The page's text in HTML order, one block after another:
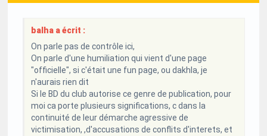
balha a écrit :
On parle pas de contrôle ici,
On parle d'une humiliation qui vient d'une page
"officielle", si c'était une fun page, ou dakhla, je
n'aurais rien dit
Si le BD du club autorise ce genre de publication, pour
moi ca porte plusieurs significations, c dans la
continuité de leur démarche agressive de
victimisation, ,d'accusations de conflits d'interets, et